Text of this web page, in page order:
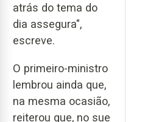
atrás do tema do
dia assegura",
escreve.
O primeiro-ministro
lembrou ainda que,
na mesma ocasião,
reiterou que, no sue